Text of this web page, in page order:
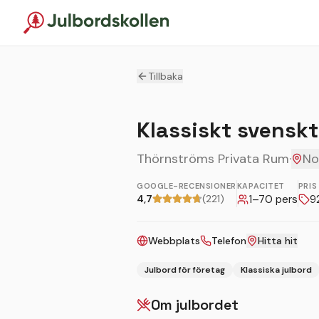
Tillbaka
Klassiskt
Thörnströms Privata Rum·
GOOGLE-RECENSIONER
4,7 (221)
KAPACITET
1–70 pers
Webbplats Telefon Hitta hit
Julbord för företag Klassiska julbord
Om julbordet